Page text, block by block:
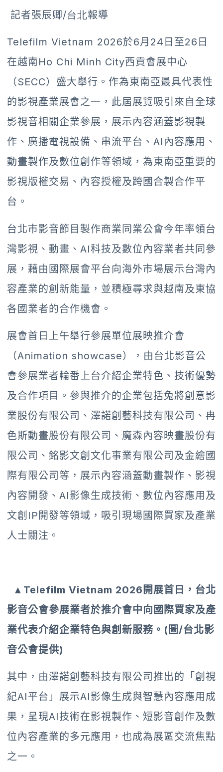
記者張辰卿/台北報導
Telefilm Vietnam 2026於6月24日至26日
在越南Ho Chi Minh City西貢會展中心
（SECC）盛大舉行。作為東南亞最具代表性
的影視產業展會之一，此屆展覽吸引來自全球
影視音相關企業參展，展示內容涵蓋影視製
作、廣播電視設備、串流平台、AI內容應用、
動畫製作及數位創作等領域，為東南亞重要的
影視版權交易、內容授權及跨國合製合作平
台。
台北市影音節目製作商業同業公會今年率領台
灣影視、動畫、AI科技及數位內容業者共同參
展，藉由國際展會平台向海外市場展示台灣內
容產業的創新能量，並積極尋求與越南及東協
各國業者的合作機會。
展會首日上午舉行參展單位展映推介會
（Animation showcase），由台北影音公
會參展業者輪番上台介紹企業特色、技術優勢
及合作項目。參與推介的企業包括兔將創意影
業股份有限公司、澤諾創藝科技有限公司、冉
色斯動畫股份有限公司、魔森內容映畫股份有
限公司、銘影文創文化事業有限公司及金繪國
際有限公司等，展示內容涵蓋動畫製作、影視
內容開發、AI影像生成技術、數位內容應用及
文創IP開發等領域，吸引現場國際買家及產業
人士關注。
▲Telefilm Vietnam 2026開展首日，台北
影音公會參展業者於推介會中向國際買家及產
業代表介紹企業特色與創新服務。(圖/台北影
音公會提供)
其中，由澤諾創藝科技有限公司推出的「創視
紀AI平台」展示AI影像生成與智慧內容應用成
果，呈現AI技術在影視製作、短影音創作及數
位內容產業的多元應用，也成為展區交流焦點
之一。